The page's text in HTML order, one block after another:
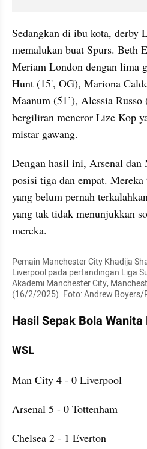
Sedangkan di ibu kota, derby
memalukan buat Spurs. Beth
Meriam London dengan lima
Hunt (15', OG), Mariona
Maanum (51’), Alessia
bergiliran meneror Lize Kop
mistar gawang.
Dengan hasil ini, Arsenal dan
posisi tiga dan empat.
yang belum pernah
yang tak tidak menunjukkan
mereka.
Pemain Manchester City Khadija
Liverpool pada pertandingan Liga
Akademi Manchester City,
(16/2/2025). Foto: Andrew Boyers/
Hasil Sepak Bola Wanita
WSL
Man City 4 - 0 Liverpool
Arsenal 5 - 0 Tottenham
Chelsea 2 - 1 Everton